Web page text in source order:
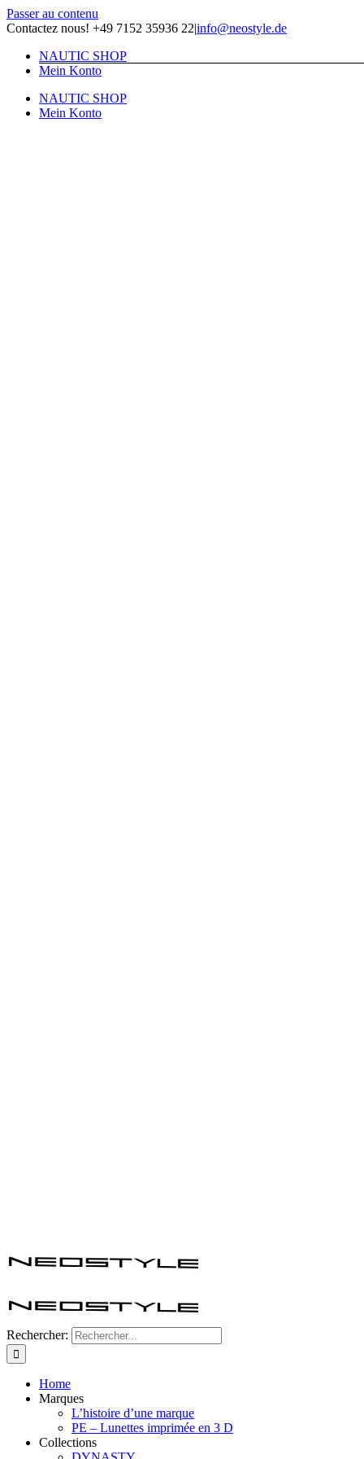
Passer au contenu
Contactez nous! +49 7152 35936 22|info@neostyle.de
NAUTIC SHOP
Mein Konto
NAUTIC SHOP
Mein Konto
Rechercher:
Home
Marques
L’histoire d’une marque
PE – Lunettes imprimée en 3 D
Collections